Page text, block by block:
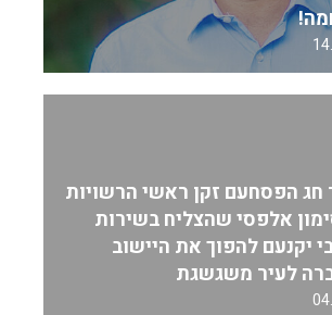
חג הפסחעם זקן ראשי הרשויות
אלפסי שהצליח בשירות
יקנעם להפוך את היישוב
לעיר משגשגת